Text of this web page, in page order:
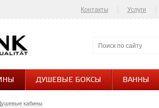
Контакты Услуги
ДУШЕВЫЕ БОКСЫ ВАННЫ
кабины